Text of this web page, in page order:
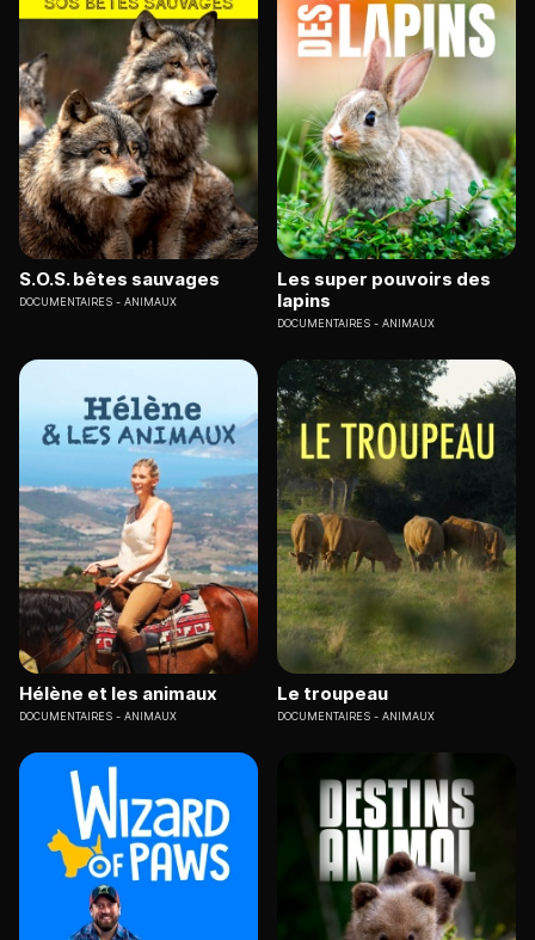
S.O.S. bêtes sauvages
DOCUMENTAIRES ANIMAUX
Les super pouvoirs des
lapins
DOCUMENTAIRES ANIMAUX
Hélène et les animaux
DOCUMENTAIRES ANIMAUX
Le troupeau
DOCUMENTAIRES ANIMAUX